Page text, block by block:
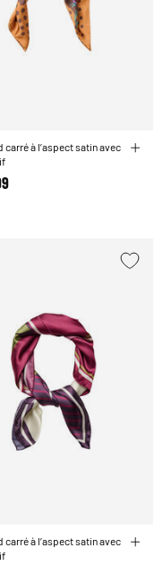
carré à l’aspect satin avec
carré à l’aspect satin avec